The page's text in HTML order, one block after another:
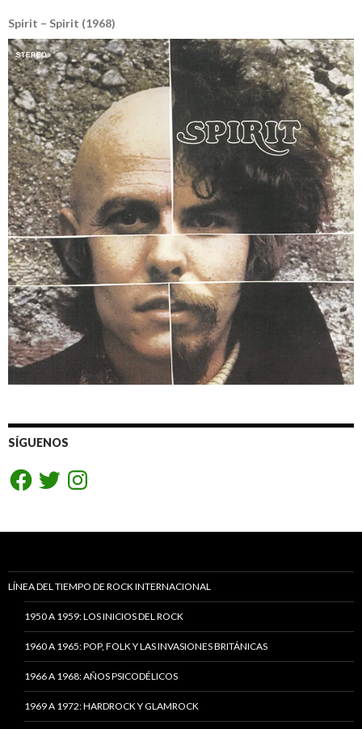
Spirit – Spirit (1968)
SÍGUENOS
FacebookTwitterInstagram
LÍNEA DEL TIEMPO DE ROCK INTERNACIONAL
1950 A 1959: LOS INICIOS DEL ROCK
1960 A 1965: POP, FOLK Y LAS INVASIONES BRITÁNICAS
1966 A 1968: AÑOS PSICODÉLICOS
1969 A 1972: HARDROCK Y GLAMROCK